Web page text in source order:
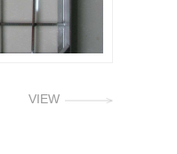
VIEW